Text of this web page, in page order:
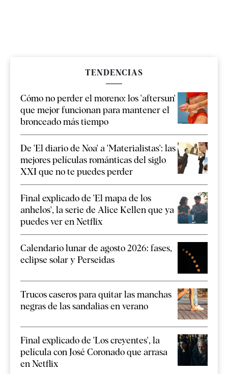
TENDENCIAS
Cómo no perder el moreno: los 'aftersun'
que mejor funcionan para mantener el
bronceado más tiempo
De 'El diario de Noa' a 'Materialistas': las
mejores películas románticas del siglo
XXI que no te puedes perder
Final explicado de 'El mapa de los
anhelos', la serie de Alice Kellen que ya
puedes ver en Netflix
Calendario lunar de agosto 2026: fases,
eclipse solar y Perseidas
Trucos caseros para quitar las manchas
negras de las sandalias en verano
Final explicado de 'Los creyentes', la
película con José Coronado que arrasa
en Netflix